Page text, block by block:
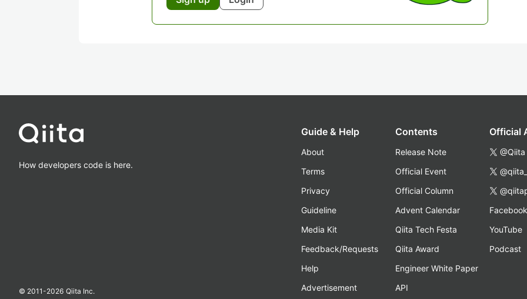
How developers code is here.
© 2011-2026 Qiita Inc.
Guide & Help
About
Terms
Privacy
Guideline
Media Kit
Feedback/Requests
Help
Advertisement
Contents
Release Note
Official Event
Official Column
Advent Calendar
Qiita Tech Festa
Qiita Award
Engineer White Paper
API
Official
@Qiita
Facebook
YouTube
Podcast